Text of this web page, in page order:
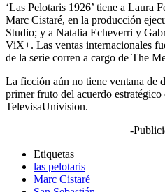
‘Las Pelotaris 1926’ tiene a Laura
Marc Cistaré, en la producción
Studio; y a Natalia Echeverri y
ViX+. Las ventas internacionales
de la serie corren a cargo de The
La ficción aún no tiene ventana de
primer fruto del acuerdo
TelevisaUnivision.
-
Etiquetas
las pelotaris
Marc Cistaré